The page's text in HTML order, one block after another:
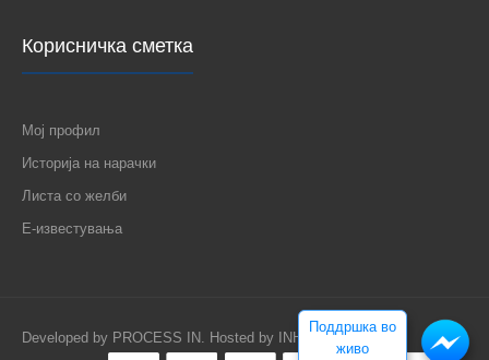
Поддршка во
живо
Корисничка сметка
Мој профил
Историја на нарачки
Листа со желби
Е-известувања
Developed by PROCESS IN. Hosted by INHOST .